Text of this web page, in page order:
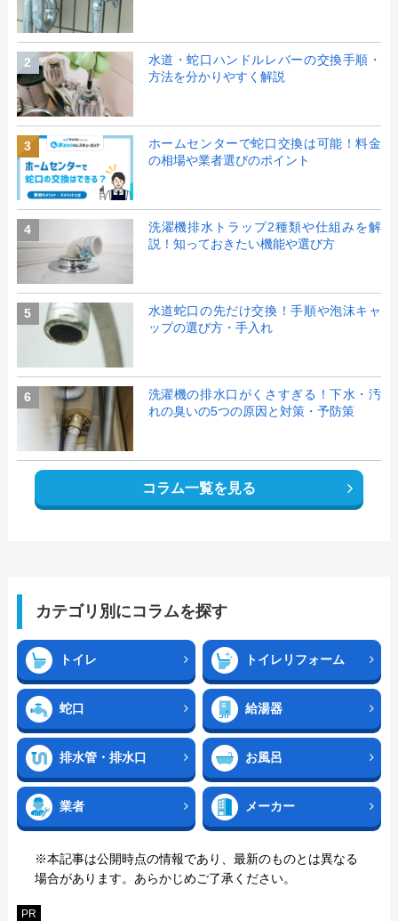
2
水道・蛇口ハンドルレバーの交換手順・
方法を分かりやすく解説
3
ホームセンターで蛇口交換は可能！料金
の相場や業者選びのポイント
4
洗濯機排水トラップ2種類や仕組みを解
説！知っておきたい機能や選び方
5
水道蛇口の先だけ交換！手順や泡沫キャ
ップの選び方・手入れ
6
洗濯機の排水口がくさすぎる！下水・汚
れの臭いの5つの原因と対策・予防策
コラム一覧を見る
カテゴリ別にコラムを探す
トイレ トイレリフォーム
蛇口 給湯器
排水管・排水口 お風呂
業者 メーカー
※本記事は公開時点の情報であり、最新のものとは異なる
場合があります。あらかじめご了承ください。
PR